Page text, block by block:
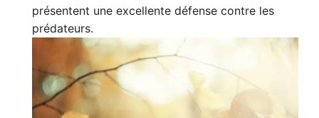
présentent une excellente défense contre les
prédateurs.